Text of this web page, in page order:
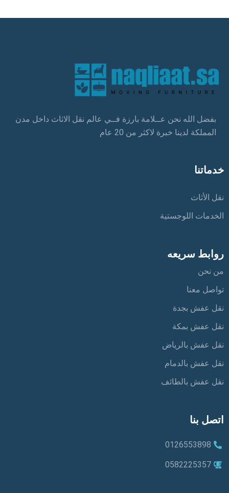
بفضل الله نحن عــلامة بارزة فــي عالم نقل الاثاث داخل مدن
المملكة لدينا خبرة لاكثر من 20 عام
خدماتنا
نقل الأثاث
الخدمات اللوجستية
روابط سريعه
من نحن
تواصل معنا
نقل عفش بجدة
نقل عفش بمكة
نقل عفش بالرياض
نقل عفش بالدمام
نقل عفش بالطائف
اتصل بنا
0126553898
0582225357